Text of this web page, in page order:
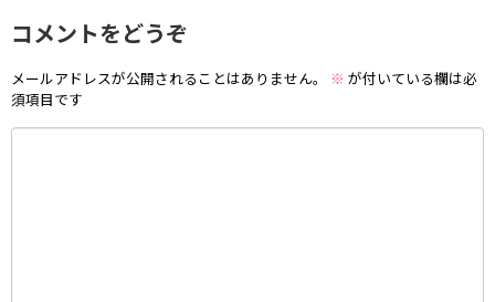
コメントをどうぞ
メールアドレスが公開されることはありません。 ※ が付いている欄は必
須項目です